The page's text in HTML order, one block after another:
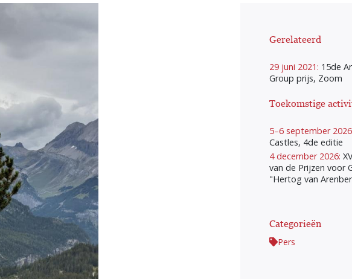
Gerelateerd
29 juni 2021: 15de
Group prijs, Zoom
Toekomstige
5–6 september
Castles, 4de editie
4 december 2026:
van de Prijzen voor
"Hertog van
Categorieën
Pers